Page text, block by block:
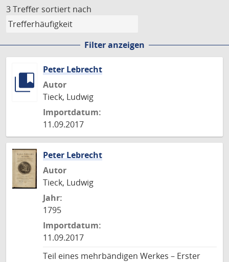
3 Treffer sortiert nach
Filter anzeigen
Peter Lebrecht
Autor
Tieck, Ludwig
Importdatum:
11.09.2017
Peter Lebrecht
Autor
Tieck, Ludwig
Jahr:
1795
Importdatum:
11.09.2017
Teil eines mehrbändigen Werkes – Erster